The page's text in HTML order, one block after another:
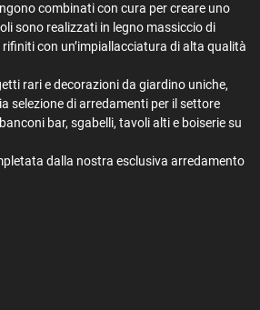
combinati con cura per creare uno
sono realizzati in legno massiccio di
con un’impiallacciatura di alta qualità
rari e decorazioni da giardino uniche,
selezione di arredamenti per il settore
bar, sgabelli, tavoli alti e boiserie su
dalla nostra esclusiva arredamento